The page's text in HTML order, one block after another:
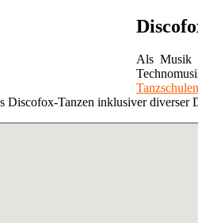
Als Musik
Tanzschulen
Discofox-Tanzen inklusiver